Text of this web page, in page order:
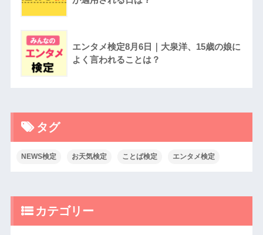
エンタメ検定8月6日｜大泉洋、15歳の娘に
よく言われることは？
タグ
NEWS検定 お天気検定 ことば検定 エンタメ検定
カテゴリー